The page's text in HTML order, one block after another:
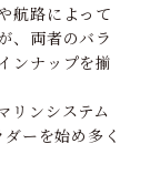
航路によって
、両者のバラ
ンナップを揃
リンシステム
ーを始め多く